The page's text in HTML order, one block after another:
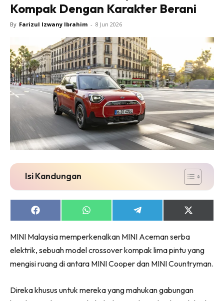
Kompak Dengan Karakter Berani
By Farizul Izwany Ibrahim - 8 Jun 2026
Isi Kandungan
Share
on
Share
on
Share
on
Share
on
(Twitter)
MINI Malaysia memperkenalkan MINI Aceman serba
elektrik, sebuah model crossover kompak lima pintu yang
mengisi ruang di antara MINI Cooper dan MINI Countryman.
Direka khusus untuk mereka yang mahukan gabungan